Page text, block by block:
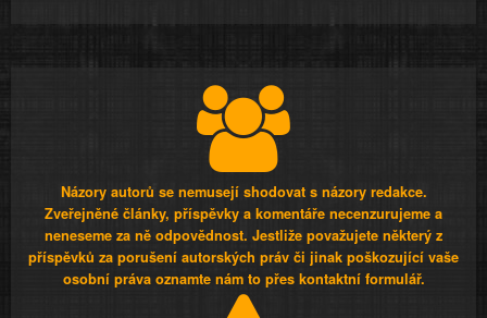
Názory autorů se nemusejí shodovat s názory redakce.
Zveřejněné články, příspěvky a komentáře necenzurujeme a
neneseme za ně odpovědnost. Jestliže považujete některý z
příspěvků za porušení autorských práv či jinak poškozující vaše
osobní práva oznamte nám to přes kontaktní formulář.